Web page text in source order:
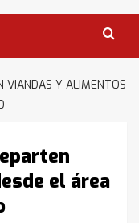
VIANDAS Y ALIMENTOS
el área